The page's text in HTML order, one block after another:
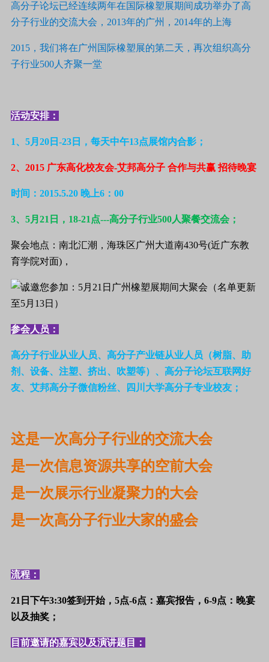
高分子论坛已经连续两年在国际橡塑展期间成功举办了高
分子行业的交流大会，2013年的广州，2014年的上海
2015，我们将在广州国际橡塑展的第二天，再次组织高分
子行业500人齐聚一堂
活动安排：
1、5月20日-23日，每天中午13点展馆内合影；
2、2015 广东高化校友会-艾邦高分子 合作与共赢 招待晚宴
时间：2015.5.20 晚上6：00
3、5月21日，18-21点---高分子行业500人聚餐交流会；
聚会地点：南北汇潮，海珠区广州大道南430号(近广东教
育学院对面)，
参会人员：
高分子行业从业人员、高分子产业链从业人员（树脂、助
剂、设备、注塑、挤出、吹塑等）、高分子论坛互联网好
友、艾邦高分子微信粉丝、四川大学高分子专业校友；
这是一次高分子行业的交流大会
是一次信息资源共享的空前大会
是一次展示行业凝聚力的大会
是一次高分子行业大家的盛会
流程：
21日下午3:30签到开始，5点-6点：嘉宾报告，6-9点：晚宴
以及抽奖；
目前邀请的嘉宾以及演讲题目：